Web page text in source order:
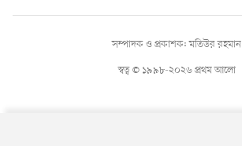
স্বত্ব © ১৯৯৮-২০২৬ প্রথম আলো
সম্পাদক ও প্রকাশক: মতিউর রহমান